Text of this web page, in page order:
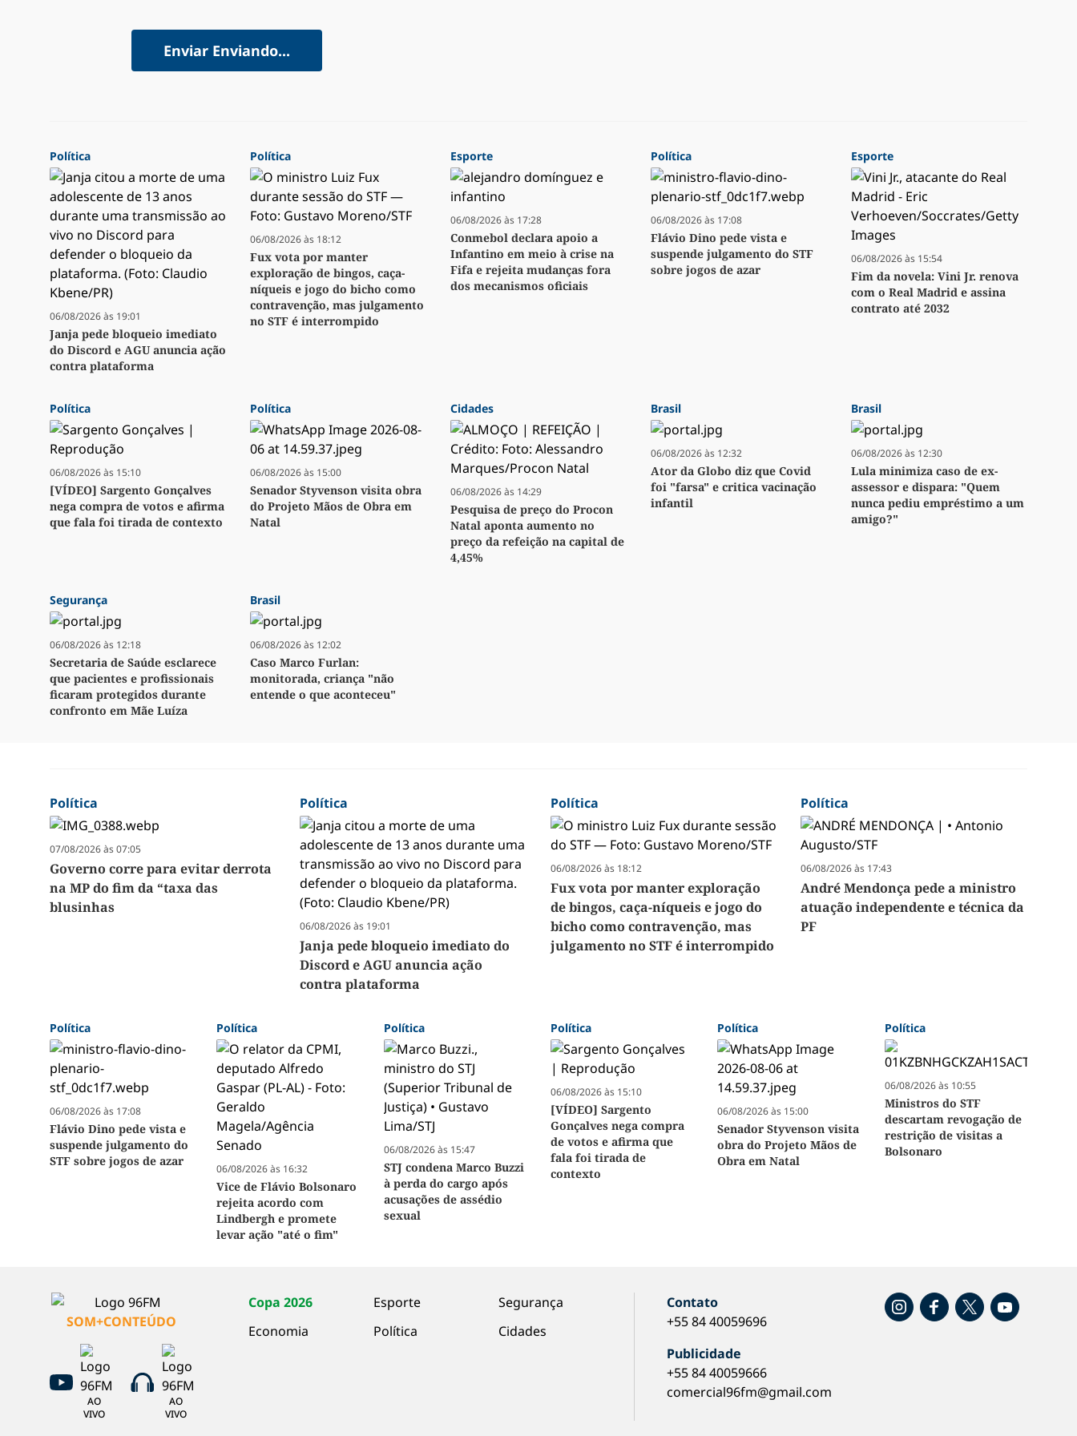
Enviar Enviando...
Política
06/08/2026 às 19:01
Janja pede bloqueio imediato
do Discord e AGU anuncia ação
contra plataforma
Política
06/08/2026 às 18:12
Fux vota por manter
exploração de bingos, caça-
níqueis e jogo do bicho como
contravenção, mas julgamento
no STF é interrompido
Esporte
06/08/2026 às 17:28
Conmebol declara apoio a
Infantino em meio à crise na
Fifa e rejeita mudanças fora
dos mecanismos oficiais
Política
06/08/2026 às 17:08
Flávio Dino pede vista e
suspende julgamento do STF
sobre jogos de azar
Esporte
06/08/2026 às 15:54
Fim da novela: Vini Jr. renova
com o Real Madrid e assina
contrato até 2032
Política
06/08/2026 às 15:10
[VÍDEO] Sargento Gonçalves
nega compra de votos e afirma
que fala foi tirada de contexto
Política
06/08/2026 às 15:00
Senador Styvenson visita obra
do Projeto Mãos de Obra em
Natal
Cidades
06/08/2026 às 14:29
Pesquisa de preço do Procon
Natal aponta aumento no
preço da refeição na capital de
4,45%
Brasil
06/08/2026 às 12:32
Ator da Globo diz que Covid
foi "farsa" e critica vacinação
infantil
Brasil
06/08/2026 às 12:30
Lula minimiza caso de ex-
assessor e dispara: "Quem
nunca pediu empréstimo a um
amigo?"
Segurança
06/08/2026 às 12:18
Secretaria de Saúde esclarece
que pacientes e profissionais
ficaram protegidos durante
confronto em Mãe Luíza
Brasil
06/08/2026 às 12:02
Caso Marco Furlan:
monitorada, criança "não
entende o que aconteceu"
Política
07/08/2026 às 07:05
Governo corre para evitar derrota
na MP do fim da “taxa das
blusinhas
Política
06/08/2026 às 19:01
Janja pede bloqueio imediato do
Discord e AGU anuncia ação
contra plataforma
Política
06/08/2026 às 18:12
Fux vota por manter exploração
de bingos, caça-níqueis e jogo do
bicho como contravenção, mas
julgamento no STF é interrompido
Política
06/08/2026 às 17:43
André Mendonça pede a ministro
atuação independente e técnica da
PF
Política
06/08/2026 às 17:08
Flávio Dino pede vista e
suspende julgamento do
STF sobre jogos de azar
Política
06/08/2026 às 16:32
Vice de Flávio Bolsonaro
rejeita acordo com
Lindbergh e promete
levar ação "até o fim"
Política
06/08/2026 às 15:47
STJ condena Marco Buzzi
à perda do cargo após
acusações de assédio
sexual
Política
06/08/2026 às 15:10
[VÍDEO] Sargento
Gonçalves nega compra
de votos e afirma que
fala foi tirada de
contexto
Política
06/08/2026 às 15:00
Senador Styvenson visita
obra do Projeto Mãos de
Obra em Natal
Política
06/08/2026 às 10:55
Ministros do STF
descartam revogação de
restrição de visitas a
Bolsonaro
SOM+CONTEÚDO
AO
VIVO
AO
VIVO
Copa 2026
Economia
Esporte
Política
Segurança
Cidades
Contato
+55 84 40059696
Publicidade
+55 84 40059666
comercial96fm@gmail.com